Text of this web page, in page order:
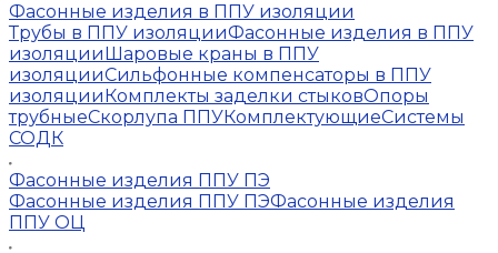
Фасонные изделия в ППУ изоляции
Трубы в ППУ изоляцииФасонные изделия в ППУ
изоляцииШаровые краны в ППУ
изоляцииСильфонные компенсаторы в ППУ
изоляцииКомплекты заделки стыковОпоры
трубныеСкорлупа ППУКомплектующиеСистемы
СОДК
Фасонные изделия ППУ ПЭ
Фасонные изделия ППУ ПЭФасонные изделия
ППУ ОЦ